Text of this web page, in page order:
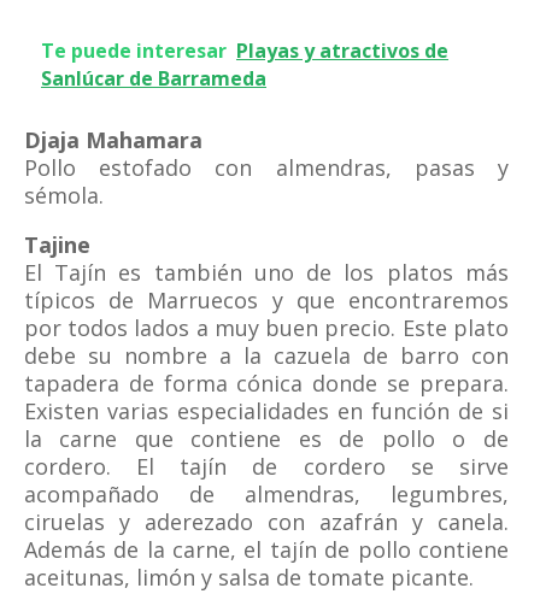
Te puede interesar Playas y atractivos de
Sanlúcar de Barrameda
Djaja Mahamara
Pollo estofado con almendras, pasas y
sémola.
Tajine
El Tajín es también uno de los platos más
típicos de Marruecos y que encontraremos
por todos lados a muy buen precio. Este plato
debe su nombre a la cazuela de barro con
tapadera de forma cónica donde se prepara.
Existen varias especialidades en función de si
la carne que contiene es de pollo o de
cordero. El tajín de cordero se sirve
acompañado de almendras, legumbres,
ciruelas y aderezado con azafrán y canela.
Además de la carne, el tajín de pollo contiene
aceitunas, limón y salsa de tomate picante.